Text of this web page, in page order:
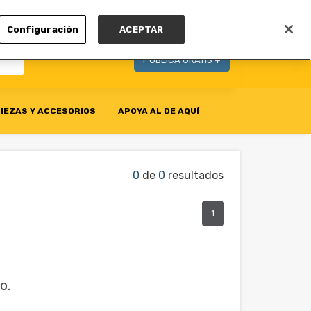
PUBLICA GRATIS +
Y ACCESORIOS APOYA AL DE AQUÍ
0 de 0 resultados
1
Configuración ACEPTAR